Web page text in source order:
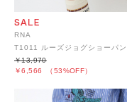
RNA
T1011 ルーズジョグショーパン
￥6,566 （53%OFF）
￥13,970